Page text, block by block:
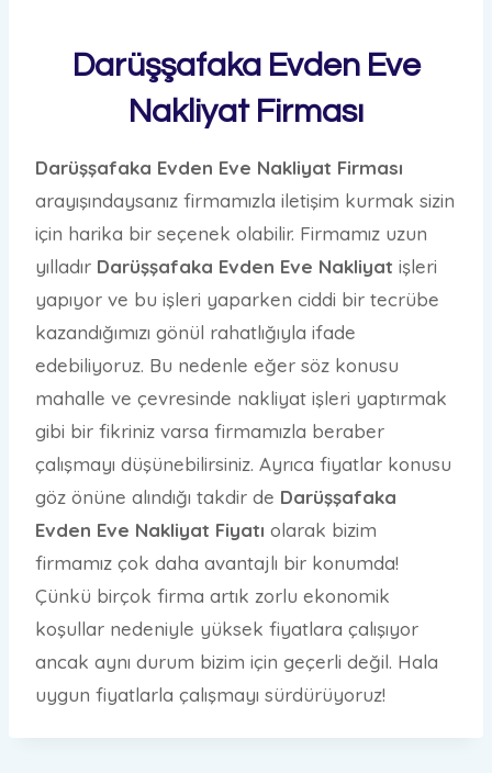
Darüşşafaka Evden Eve
Nakliyat Firması
Darüşşafaka Evden Eve Nakliyat Firması
arayışındaysanız firmamızla iletişim kurmak sizin
için harika bir seçenek olabilir. Firmamız uzun
yılladır Darüşşafaka Evden Eve Nakliyat işleri
yapıyor ve bu işleri yaparken ciddi bir tecrübe
kazandığımızı gönül rahatlığıyla ifade
edebiliyoruz. Bu nedenle eğer söz konusu
mahalle ve çevresinde nakliyat işleri yaptırmak
gibi bir fikriniz varsa firmamızla beraber
çalışmayı düşünebilirsiniz. Ayrıca fiyatlar konusu
göz önüne alındığı takdir de Darüşşafaka
Evden Eve Nakliyat Fiyatı olarak bizim
firmamız çok daha avantajlı bir konumda!
Çünkü birçok firma artık zorlu ekonomik
koşullar nedeniyle yüksek fiyatlara çalışıyor
ancak aynı durum bizim için geçerli değil. Hala
uygun fiyatlarla çalışmayı sürdürüyoruz!